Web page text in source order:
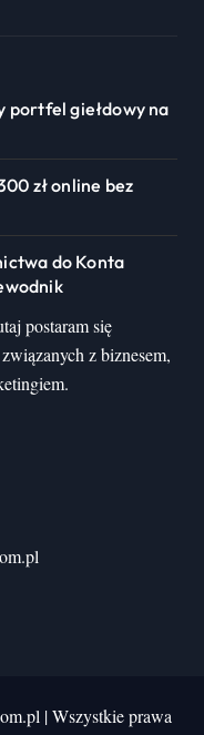
portfel giełdowy na
zł online bez
do Konta
postaram się
z biznesem,
|Wszystkie prawa